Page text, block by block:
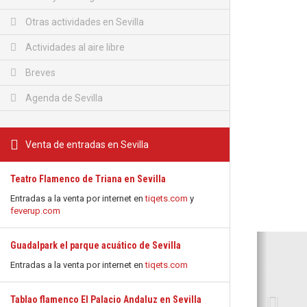
Otras actividades en Sevilla
Actividades al aire libre
Breves
Agenda de Sevilla
Venta de entradas en Sevilla
Teatro Flamenco de Triana en Sevilla
Entradas a la venta por internet entiqets.com y
feverup.com
Guadalpark el parque acuático de Sevilla
Entradas a la venta por internet entiqets.com
Tablao flamenco El Palacio Andaluz en Sevilla